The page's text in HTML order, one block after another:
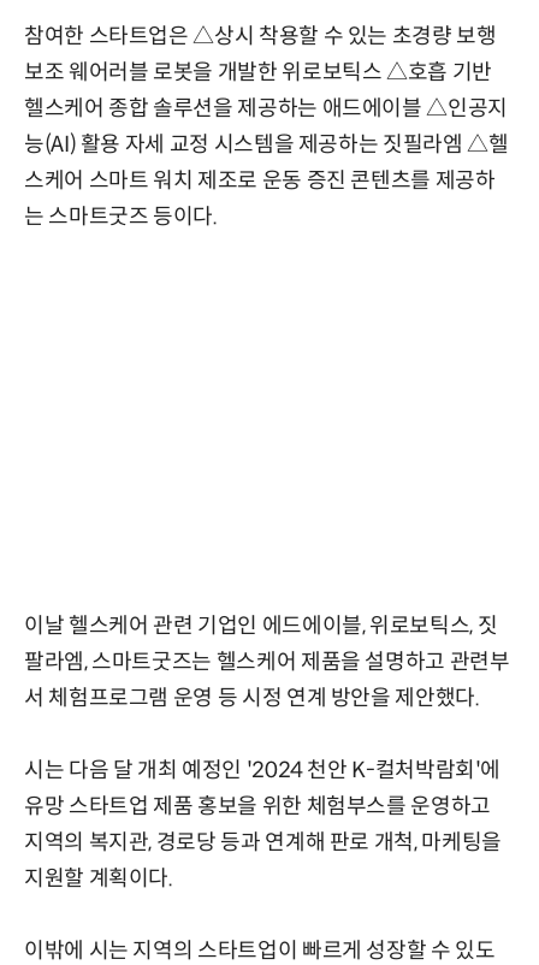
참여한 스타트업은 △상시 착용할 수 있는 초경량 보행
보조 웨어러블 로봇을 개발한 위로보틱스 △호흡 기반
헬스케어 종합 솔루션을 제공하는 애드에이블 △인공지
능(AI) 활용 자세 교정 시스템을 제공하는 짓필라엠 △헬
스케어 스마트 워치 제조로 운동 증진 콘텐츠를 제공하
는 스마트굿즈 등이다.
이날 헬스케어 관련 기업인 에드에이블, 위로보틱스, 짓
팔라엠, 스마트굿즈는 헬스케어 제품을 설명하고 관련부
서 체험프로그램 운영 등 시정 연계 방안을 제안했다.
시는 다음 달 개최 예정인 '2024 천안 K-컬처박람회'에
유망 스타트업 제품 홍보을 위한 체험부스를 운영하고
지역의 복지관, 경로당 등과 연계해 판로 개척, 마케팅을
지원할 계획이다.
이밖에 시는 지역의 스타트업이 빠르게 성장할 수 있도